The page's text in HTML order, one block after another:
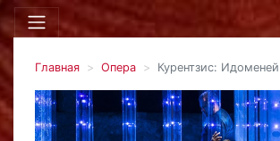
Главная Опера Курентзис: Идоменей